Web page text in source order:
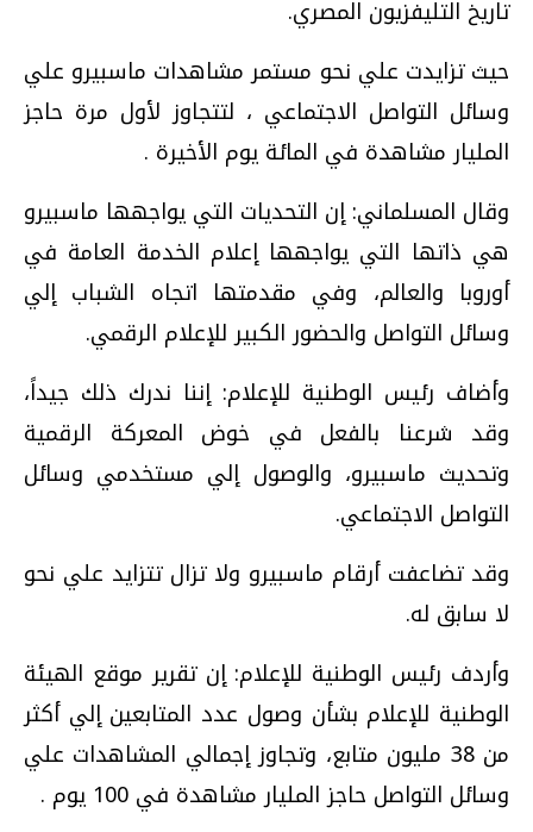
تاريخ التليفزيون المصري.
حيث تزايدت علي نحو مستمر مشاهدات ماسبيرو علي
وسائل التواصل الاجتماعي ، لتتجاوز لأول مرة حاجز
المليار مشاهدة في المائة يوم الأخيرة .
وقال المسلماني: إن التحديات التي يواجهها ماسبيرو
هي ذاتها التي يواجهها إعلام الخدمة العامة في
أوروبا والعالم، وفي مقدمتها اتجاه الشباب إلي
وسائل التواصل والحضور الكبير للإعلام الرقمي.
وأضاف رئيس الوطنية للإعلام: إننا ندرك ذلك جيداً،
وقد شرعنا بالفعل في خوض المعركة الرقمية
وتحديث ماسبيرو، والوصول إلي مستخدمي وسائل
التواصل الاجتماعي.
وقد تضاعفت أرقام ماسبيرو ولا تزال تتزايد علي نحو
لا سابق له.
وأردف رئيس الوطنية للإعلام: إن تقرير موقع الهيئة
الوطنية للإعلام بشأن وصول عدد المتابعين إلي أكثر
من 38 مليون متابع، وتجاوز إجمالي المشاهدات علي
وسائل التواصل حاجز المليار مشاهدة في 100 يوم .